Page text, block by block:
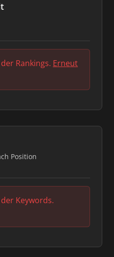
Rankings. Erneut
Position
Keywords.